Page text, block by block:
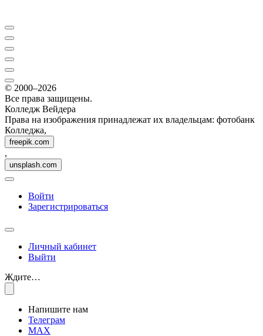
© 2000–2026
Все права защищены.
Колледж Вейдера
Права на изображения принадлежат их владельцам: фотобанк
Колледжа,
freepik.com
,
unsplash.com
Войти
Зарегистрироваться
Личный кабинет
Выйти
Ждите…
Напишите нам
Телеграм
MAX